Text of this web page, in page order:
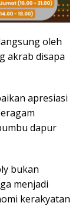
oleh
akrab disapa
apresiasi
dapur
bukan
menjadi
kerakyatan